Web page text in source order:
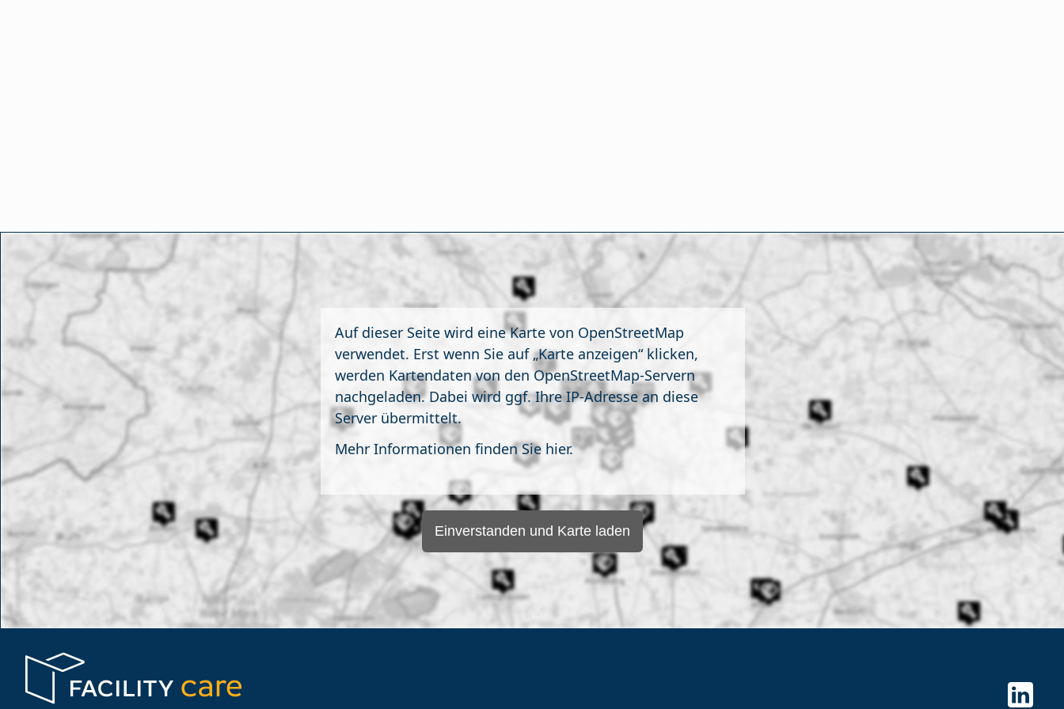
Auf dieser Seite wird eine Karte von OpenStreetMap
verwendet. Erst wenn Sie auf „Karte anzeigen“ klicken,
werden Kartendaten von den OpenStreetMap-Servern
nachgeladen. Dabei wird ggf. Ihre IP-Adresse an diese
Server übermittelt.
Mehr Informationen finden Sie hier.
Einverstanden und Karte laden